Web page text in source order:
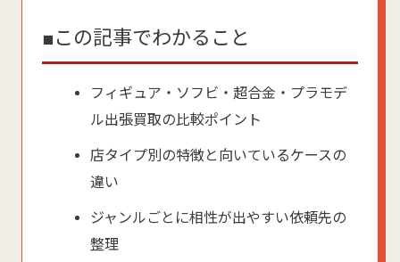
■この記事でわかること
フィギュア・ソフビ・超合金・プラモデ
ル出張買取の比較ポイント
店タイプ別の特徴と向いているケースの
違い
ジャンルごとに相性が出やすい依頼先の
整理